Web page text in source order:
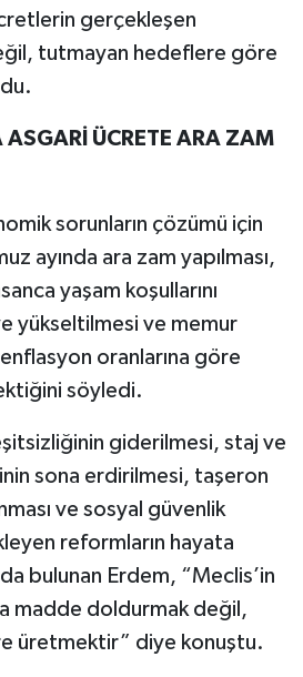
gerçekleşen
tutmayan hedeflere göre
ÜCRETE ARA ZAM
sorunların çözümü için
ayında ara zam yapılması,
yaşam koşullarını
yükseltilmesi ve memur
oranlarına göre
söyledi.
giderilmesi, staj ve
sona erdirilmesi, taşeron
ve sosyal güvenlik
reformların hayata
bulunan Erdem, “Meclis’in
madde doldurmak değil,
üretmektir” diye konuştu.